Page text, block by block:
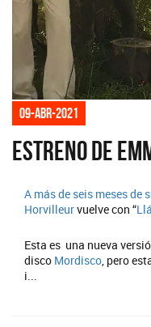
09-abr-2021
Estreno de
A más de seis meses de
Horvilleurvuelve con “
Esta es una nueva
disco Mordisco, pero
i...